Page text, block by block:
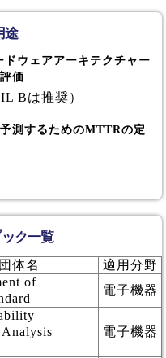
途
ウェアアーキテクチャー
価
は推奨）
測するためのMTTRの定
ク一覧
体名
適用分野
of
電子機器
電子機器